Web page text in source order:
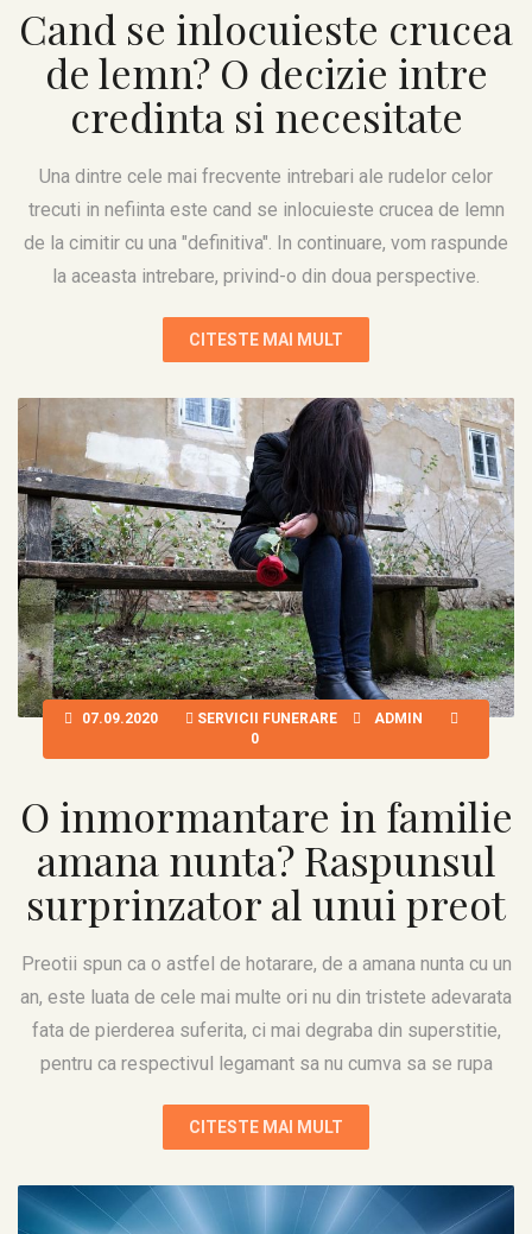
Cand se inlocuieste crucea
de lemn? O decizie intre
credinta si necesitate
Una dintre cele mai frecvente intrebari ale rudelor celor
trecuti in nefiinta este cand se inlocuieste crucea de lemn
de la cimitir cu una "definitiva". In continuare, vom raspunde
la aceasta intrebare, privind-o din doua perspective.
CITESTE MAI MULT
07.09.2020 SERVICII FUNERARE
ADMIN
0
O inmormantare in familie
amana nunta? Raspunsul
surprinzator al unui preot
Preotii spun ca o astfel de hotarare, de a amana nunta cu un
an, este luata de cele mai multe ori nu din tristete adevarata
fata de pierderea suferita, ci mai degraba din superstitie,
pentru ca respectivul legamant sa nu cumva sa se rupa
CITESTE MAI MULT